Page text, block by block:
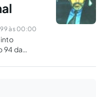
às 00:00
94 da